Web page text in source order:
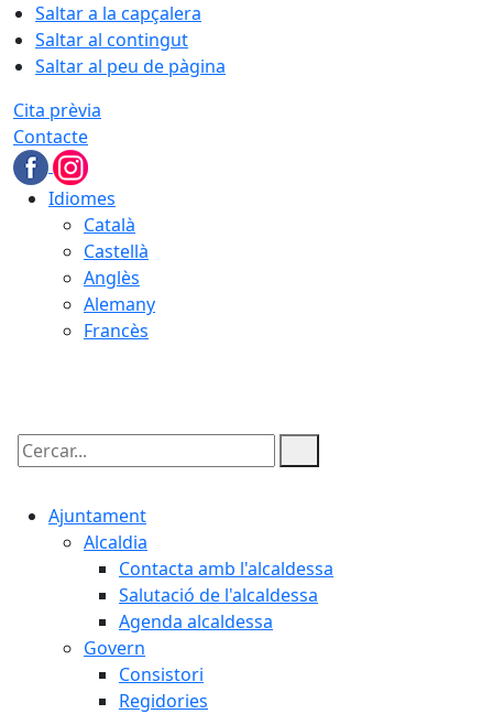
Saltar a la capçalera
Saltar al contingut
Saltar al peu de pàgina
Cita prèvia
Contacte
Idiomes
Català
Castellà
Anglès
Alemany
Francès
Cercar:
Ajuntament
Alcaldia
Contacta amb l'alcaldessa
Salutació de l'alcaldessa
Agenda alcaldessa
Govern
Consistori
Regidories